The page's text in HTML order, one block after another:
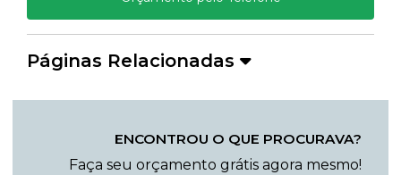
Páginas Relacionadas
ENCONTROU O QUE PROCURAVA?
Faça seu orçamento grátis agora mesmo!